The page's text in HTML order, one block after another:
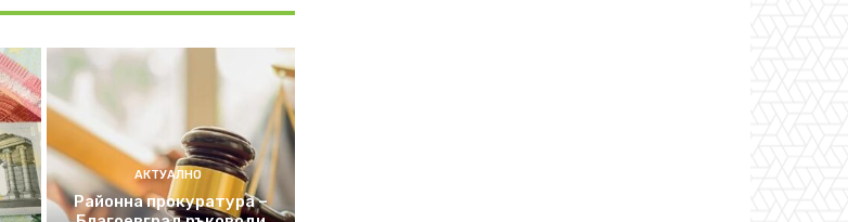
АКТУАЛНО
Районна прокуратура –